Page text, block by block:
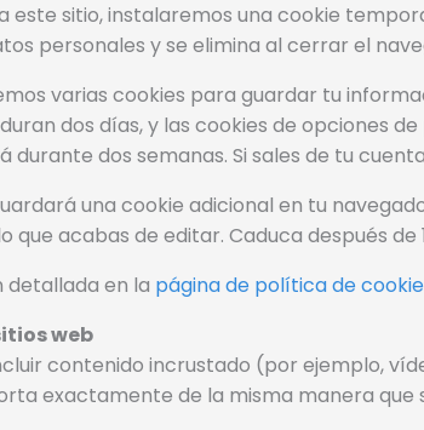
este sitio, instalaremos una cookie
personales y se elimina al cerrar el
varias cookies para guardar tu
dos días, y las cookies de opciones
durante dos semanas. Si sales de tu
una cookie adicional en tu
acabas de editar. Caduca después de
detallada en la página de política de
web
contenido incrustado (por ejemplo,
exactamente de la misma manera que